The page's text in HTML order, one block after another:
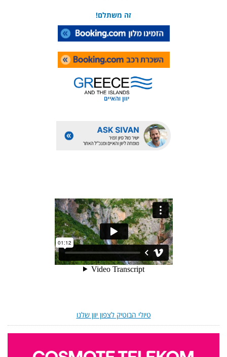
זה משתלם!
טיולי הבוטיק לצפון יוון שלנו